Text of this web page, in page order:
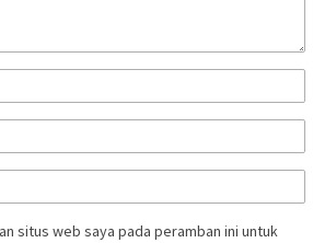
situs web saya pada peramban ini untuk